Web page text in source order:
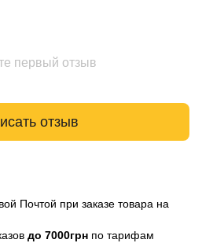
первый отзыв
отзыв
Почтой при заказе товара на
до 7000грн по тарифам